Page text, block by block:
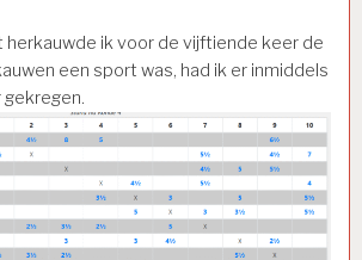
ik voor de vijftiende keer de
een sport was, had ik er inmiddels